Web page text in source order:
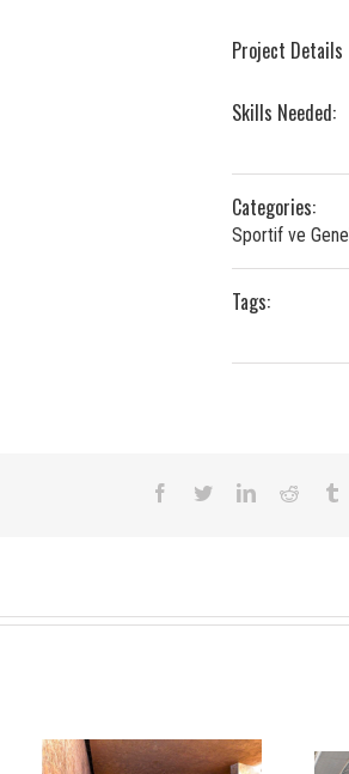
Project Details
Skills Needed:
Categories:
Sportif ve
Tags:
Facebook
TwitterLinkedinReddit